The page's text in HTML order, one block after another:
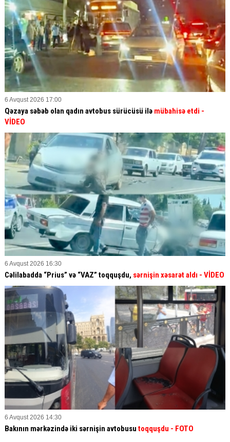
6 Avqust 2026 17:00
Qəzaya səbəb olan qadın avtobus sürücüsü ilə mübahisə etdi -
VİDEO
6 Avqust 2026 16:30
Cəlilabadda “Prius” və “VAZ” toqquşdu, sərnişin xəsarət aldı - VİDEO
6 Avqust 2026 14:30
Bakının mərkəzində iki sərnişin avtobusu toqquşdu - FOTO